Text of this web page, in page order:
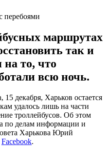
перебоями
маршрутах
так и
на то, что
всю ночь.
декабря, Харьков остается
удалось лишь на части
троллейбусов. Об этом
по делам информации и
Харькова Юрий
Facebook.